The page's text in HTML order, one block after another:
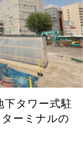
下タワー式駐
ーミナルの